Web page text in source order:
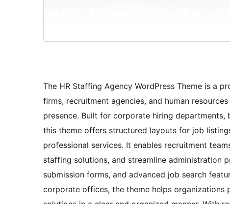
The HR Staffing Agency WordPress Theme is a
firms, recruitment agencies, and human
presence. Built for corporate hiring departments,
this theme offers structured layouts for job
professional services. It enables recruitment
staffing solutions, and streamline administration
submission forms, and advanced job search
corporate offices, the theme helps